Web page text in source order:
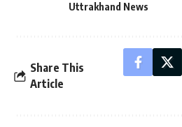
Uttrakhand News
Share This
Article